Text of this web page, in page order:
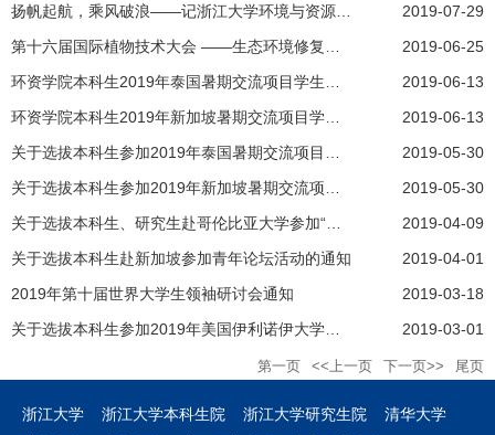
扬帆起航，乘风破浪——记浙江大学环境与资源学院赴新加坡本科实习实践活动
2019-07-29
第十六届国际植物技术大会 ——生态环境修复与食品安全
2019-06-25
环资学院本科生2019年泰国暑期交流项目学生名单公示
2019-06-13
环资学院本科生2019年新加坡暑期交流项目学生名单公示
2019-06-13
关于选拔本科生参加2019年泰国暑期交流项目的通知
2019-05-30
关于选拔本科生参加2019年新加坡暑期交流项目的通知
2019-05-30
关于选拔本科生、研究生赴哥伦比亚大学参加“可持续发展”2019暑期研讨会的通知
2019-04-09
关于选拔本科生赴新加坡参加青年论坛活动的通知
2019-04-01
2019年第十届世界大学生领袖研讨会通知
2019-03-18
关于选拔本科生参加2019年美国伊利诺伊大学厄巴纳香槟分校（UIUC）暑期交流项目的通知
2019-03-01
第一页 <<上一页 下一页>> 尾页
浙江大学 浙江大学本科生院 浙江大学研究生院
清华大学